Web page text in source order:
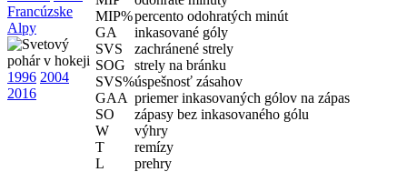
Francúzske
Alpy
1996 2004
2016
MIP%percento odohratých minút
GA
inkasované góly
SVS
zachránené strely
SOG
strely na bránku
SVS%úspešnosť zásahov
GAA priemer inkasovaných gólov na zápas
SO
zápasy bez inkasovaného gólu
W
výhry
T
remízy
L
prehry